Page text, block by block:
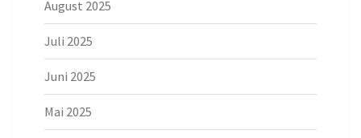
August 2025
Juli 2025
Juni 2025
Mai 2025